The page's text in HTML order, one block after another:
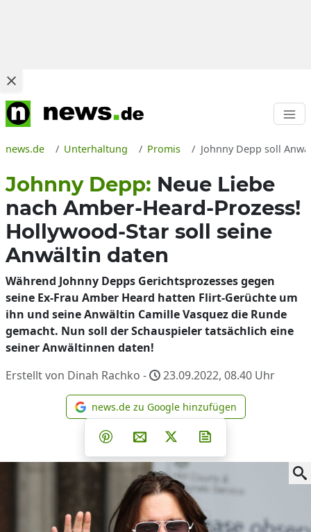
news.de Unterhaltung Promis Johnny Depp soll
Johnny Depp: Neue Liebe
nach Amber-Heard-Prozess!
Hollywood-Star soll seine
Anwältin daten
Während Johnny Depps Gerichtsprozesses gegen
seine Ex-Frau Amber Heard hatten Flirt-Gerüchte um
ihn und seine Anwältin Camille Vasquez die Runde
gemacht. Nun soll der Schauspieler tatsächlich eine
seiner Anwältinnen daten!
Erstellt von Dinah Rachko -
23.09.2022, 08.40 Uhr
news.de zu Google
news.de zu Google hinzufügen
Teilen auf Facebook
Teilen auf Whatsapp
Teilen auf Telegram
Teilen auf Pinterest
Per E-Mail teilen
Post auf X